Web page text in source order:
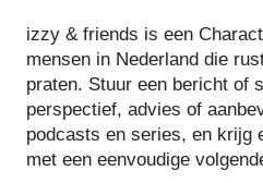
izzy & friends is een
mensen in Nederland die
praten. Stuur een bericht of
perspectief, advies of
podcasts en series, en krijg
met een eenvoudige